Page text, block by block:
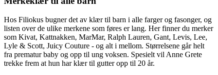
Hos Filiokus bugner det av klær til barn i alle farger og fasonger, og
listen over de ulike merkene som føres er lang. Her finner du merker
som Kivat, Kattnakken, MarMar, Ralph Lauren, Gant, Levis, Lee,
Lyle & Scott, Juicy Couture - og alt i mellom. Størrelsene går helt
fra prematur baby og opp til ung voksen. Spesielt vil Anne Grete
trekke frem at hun har klær til gutter opp til 20 år.